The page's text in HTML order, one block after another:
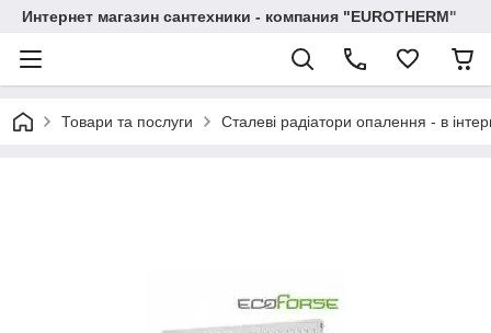
Интернет магазин сантехники - компания "EUROTHERM"
Товари та послуги Сталеві радіатори опалення - в